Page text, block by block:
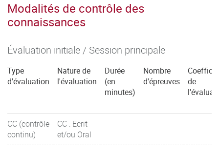
Modalités de contrôle des
connaissances
Évaluation initiale / Session principale
Type
d'évaluation
Nature de
l'évaluation
Durée
(en
minutes)
Nombre
d'épreuves
de
CC (contrôle
continu)
CC : Ecrit
et/ou Oral